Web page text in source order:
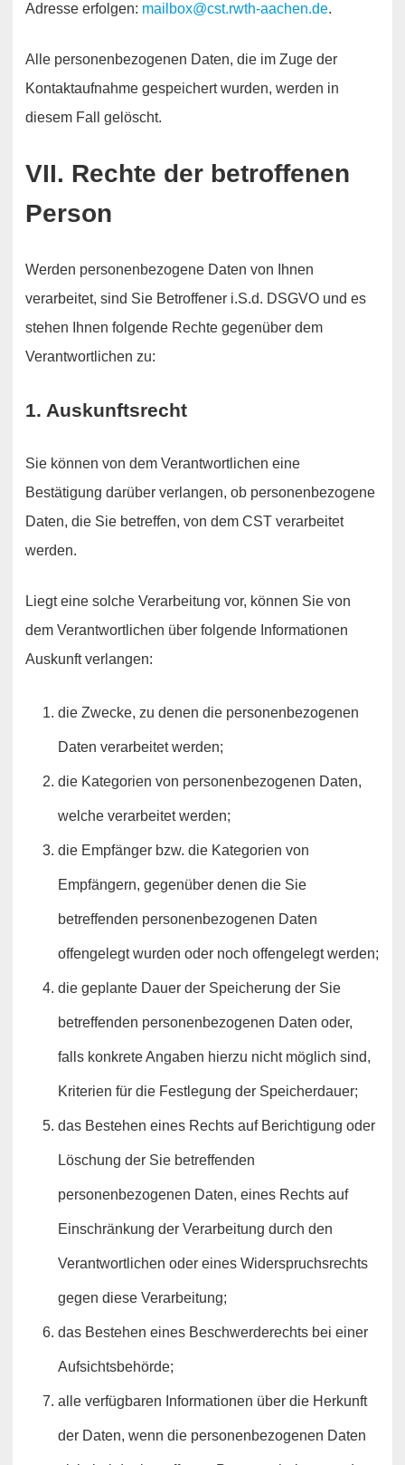
Adresse erfolgen: mailbox@cst.rwth-aachen.de.
Alle personenbezogenen Daten, die im Zuge der
Kontaktaufnahme gespeichert wurden, werden in
diesem Fall gelöscht.
VII. Rechte der betroffenen
Person
Werden personenbezogene Daten von Ihnen
verarbeitet, sind Sie Betroffener i.S.d. DSGVO und es
stehen Ihnen folgende Rechte gegenüber dem
Verantwortlichen zu:
1. Auskunftsrecht
Sie können von dem Verantwortlichen eine
Bestätigung darüber verlangen, ob personenbezogene
Daten, die Sie betreffen, von dem CST verarbeitet
werden.
Liegt eine solche Verarbeitung vor, können Sie von
dem Verantwortlichen über folgende Informationen
Auskunft verlangen:
die Zwecke, zu denen die personenbezogenen
Daten verarbeitet werden;
die Kategorien von personenbezogenen Daten,
welche verarbeitet werden;
die Empfänger bzw. die Kategorien von
Empfängern, gegenüber denen die Sie
betreffenden personenbezogenen Daten
offengelegt wurden oder noch offengelegt werden;
die geplante Dauer der Speicherung der Sie
betreffenden personenbezogenen Daten oder,
falls konkrete Angaben hierzu nicht möglich sind,
Kriterien für die Festlegung der Speicherdauer;
das Bestehen eines Rechts auf Berichtigung oder
Löschung der Sie betreffenden
personenbezogenen Daten, eines Rechts auf
Einschränkung der Verarbeitung durch den
Verantwortlichen oder eines Widerspruchsrechts
gegen diese Verarbeitung;
das Bestehen eines Beschwerderechts bei einer
Aufsichtsbehörde;
alle verfügbaren Informationen über die Herkunft
der Daten, wenn die personenbezogenen Daten